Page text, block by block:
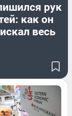
рук
как он
весь